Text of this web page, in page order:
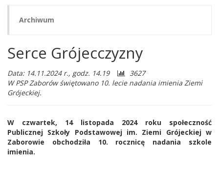
Archiwum
Serce Grójecczyzny
Data: 14.11.2024 r., godz. 14.19
Liczba
odwiedzających:
3627
W PSP Zaborów świętowano 10. lecie nadania imienia Ziemi
Grójeckiej.
W czwartek, 14 listopada 2024 roku społeczność
Publicznej Szkoły Podstawowej im. Ziemi Grójeckiej w
Zaborowie obchodziła 10. rocznicę nadania szkole
imienia.